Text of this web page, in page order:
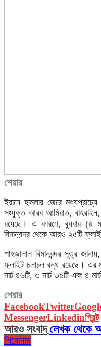
শেয়ার
ইরানে হামলার জেরে
সংযুক্ত আরব আমিরাত,
রয়েছে। এ কারণে, বুধবার (৪
বিমানবন্দর থেকে আরও ২৫টি
শাহজালাল বিমানবন্দর সূত্র
ফ্লাইট চলাচল বন্ধ রয়েছে। এর
মার্চ ৪৬টি, ৩ মার্চ ৩৯টি এবং ৪
শেয়ার
FacebookTwitter
MessengerLinkedinপ্রিন্ট
আরও সংবাদ লেখক থেকে
শিরোনাম